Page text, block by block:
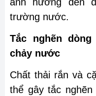
trường nước.
Tắc nghẽn
chảy nước
Chất thải rắn và
thể gây tắc